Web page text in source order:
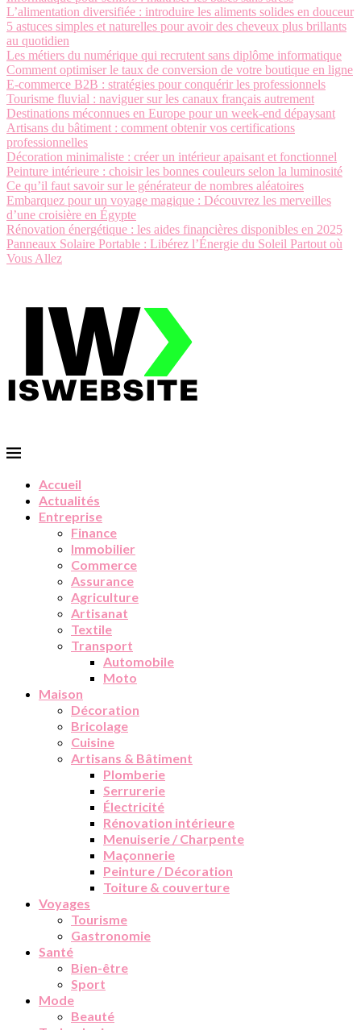
L’alimentation diversifiée : introduire les aliments solides en douceur
5 astuces simples et naturelles pour avoir des cheveux plus brillants
au quotidien
Les métiers du numérique qui recrutent sans diplôme informatique
Comment optimiser le taux de conversion de votre boutique en ligne
E-commerce B2B : stratégies pour conquérir les professionnels
Tourisme fluvial : naviguer sur les canaux français autrement
Destinations méconnues en Europe pour un week-end dépaysant
Artisans du bâtiment : comment obtenir vos certifications
professionnelles
Décoration minimaliste : créer un intérieur apaisant et fonctionnel
Peinture intérieure : choisir les bonnes couleurs selon la luminosité
Ce qu’il faut savoir sur le générateur de nombres aléatoires
Embarquez pour un voyage magique : Découvrez les merveilles
d’une croisière en Égypte
Rénovation énergétique : les aides financières disponibles en 2025
Panneaux Solaire Portable : Libérez l’Énergie du Soleil Partout où
Vous Allez
Accueil
Actualités
Entreprise
Finance
Immobilier
Commerce
Assurance
Agriculture
Artisanat
Textile
Transport
Automobile
Moto
Maison
Décoration
Bricolage
Cuisine
Artisans & Bâtiment
Plomberie
Serrurerie
Électricité
Rénovation intérieure
Menuiserie / Charpente
Maçonnerie
Peinture / Décoration
Toiture & couverture
Voyages
Tourisme
Gastronomie
Santé
Bien-être
Sport
Mode
Beauté